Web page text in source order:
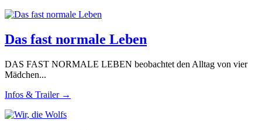
Das fast normale Leben
DAS FAST NORMALE LEBEN beobachtet den Alltag von vier
Mädchen...
Infos & Trailer →